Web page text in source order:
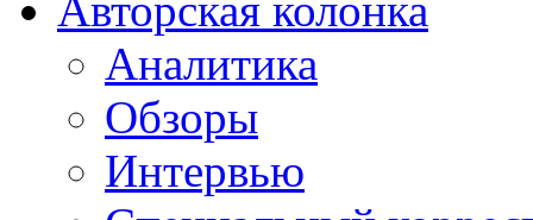
Аналитика
Обзоры
Интервью